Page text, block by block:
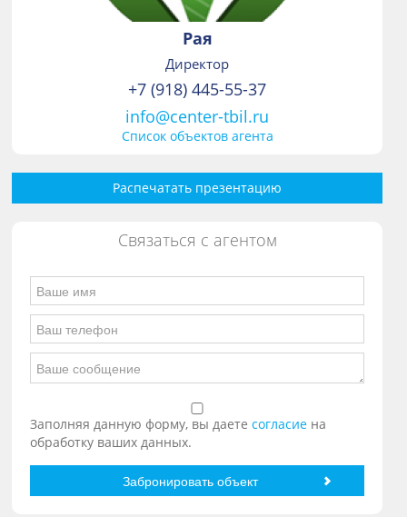
Рая
Директор
+7 (918) 445-55-37
info@center-tbil.ru
Список объектов агента
Распечатать презентацию
Связаться с агентом
Заполняя данную форму, вы даетесогласие на
обработку ваших данных.